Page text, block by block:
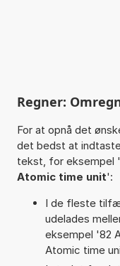
Regner:
For at opnå det
det bedst at
tekst, for eksempel
Atomic time unit':
I de fleste
udelades
eksempel '82
Atomic time